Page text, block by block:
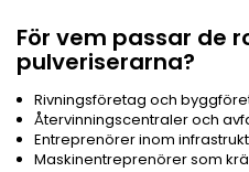
För vem passar de
pulveriserarna?
Rivningsföretag och
Återvinningscentraler och
Entreprenörer inom
Maskinentreprenörer som